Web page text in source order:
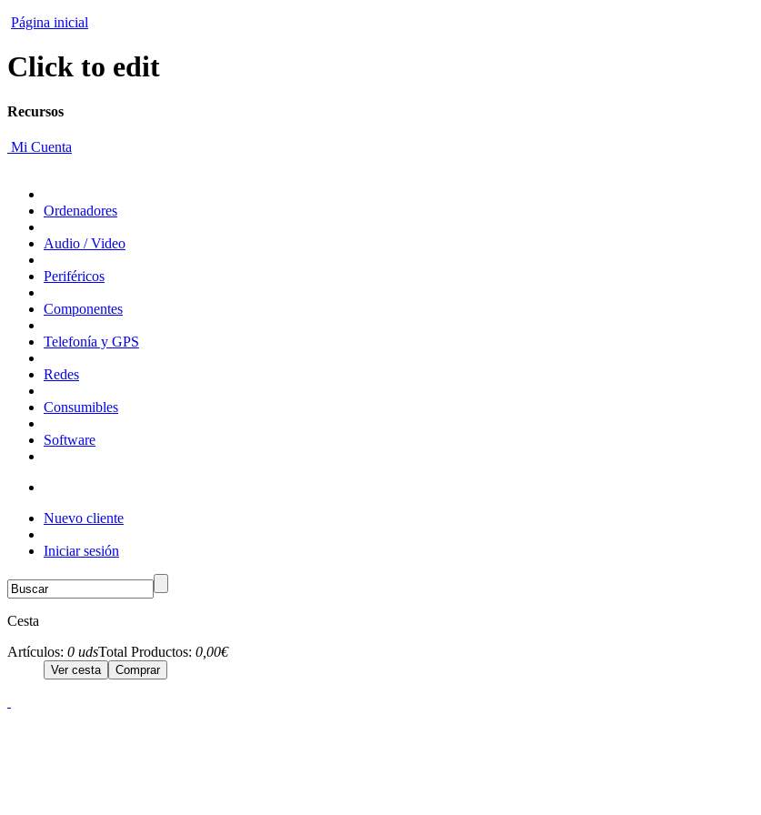
Página inicial
Click to edit
Recursos
Mi Cuenta
Ordenadores
Audio / Video
Periféricos
Componentes
Telefonía y GPS
Redes
Consumibles
Software
Nuevo cliente
Iniciar sesión
Cesta
Artículos: 0 udsTotal Productos: 0,00€